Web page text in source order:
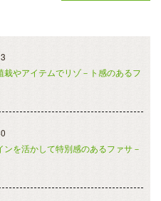
栽やアイテムでリゾ－ト感のあるフ
ンを活かして特別感のあるファサ－